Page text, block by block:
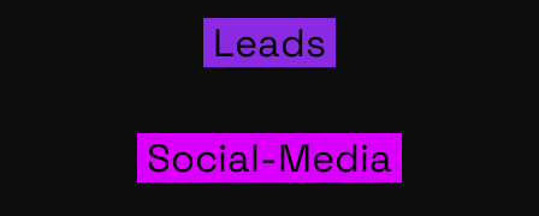
Leads
Social-Media